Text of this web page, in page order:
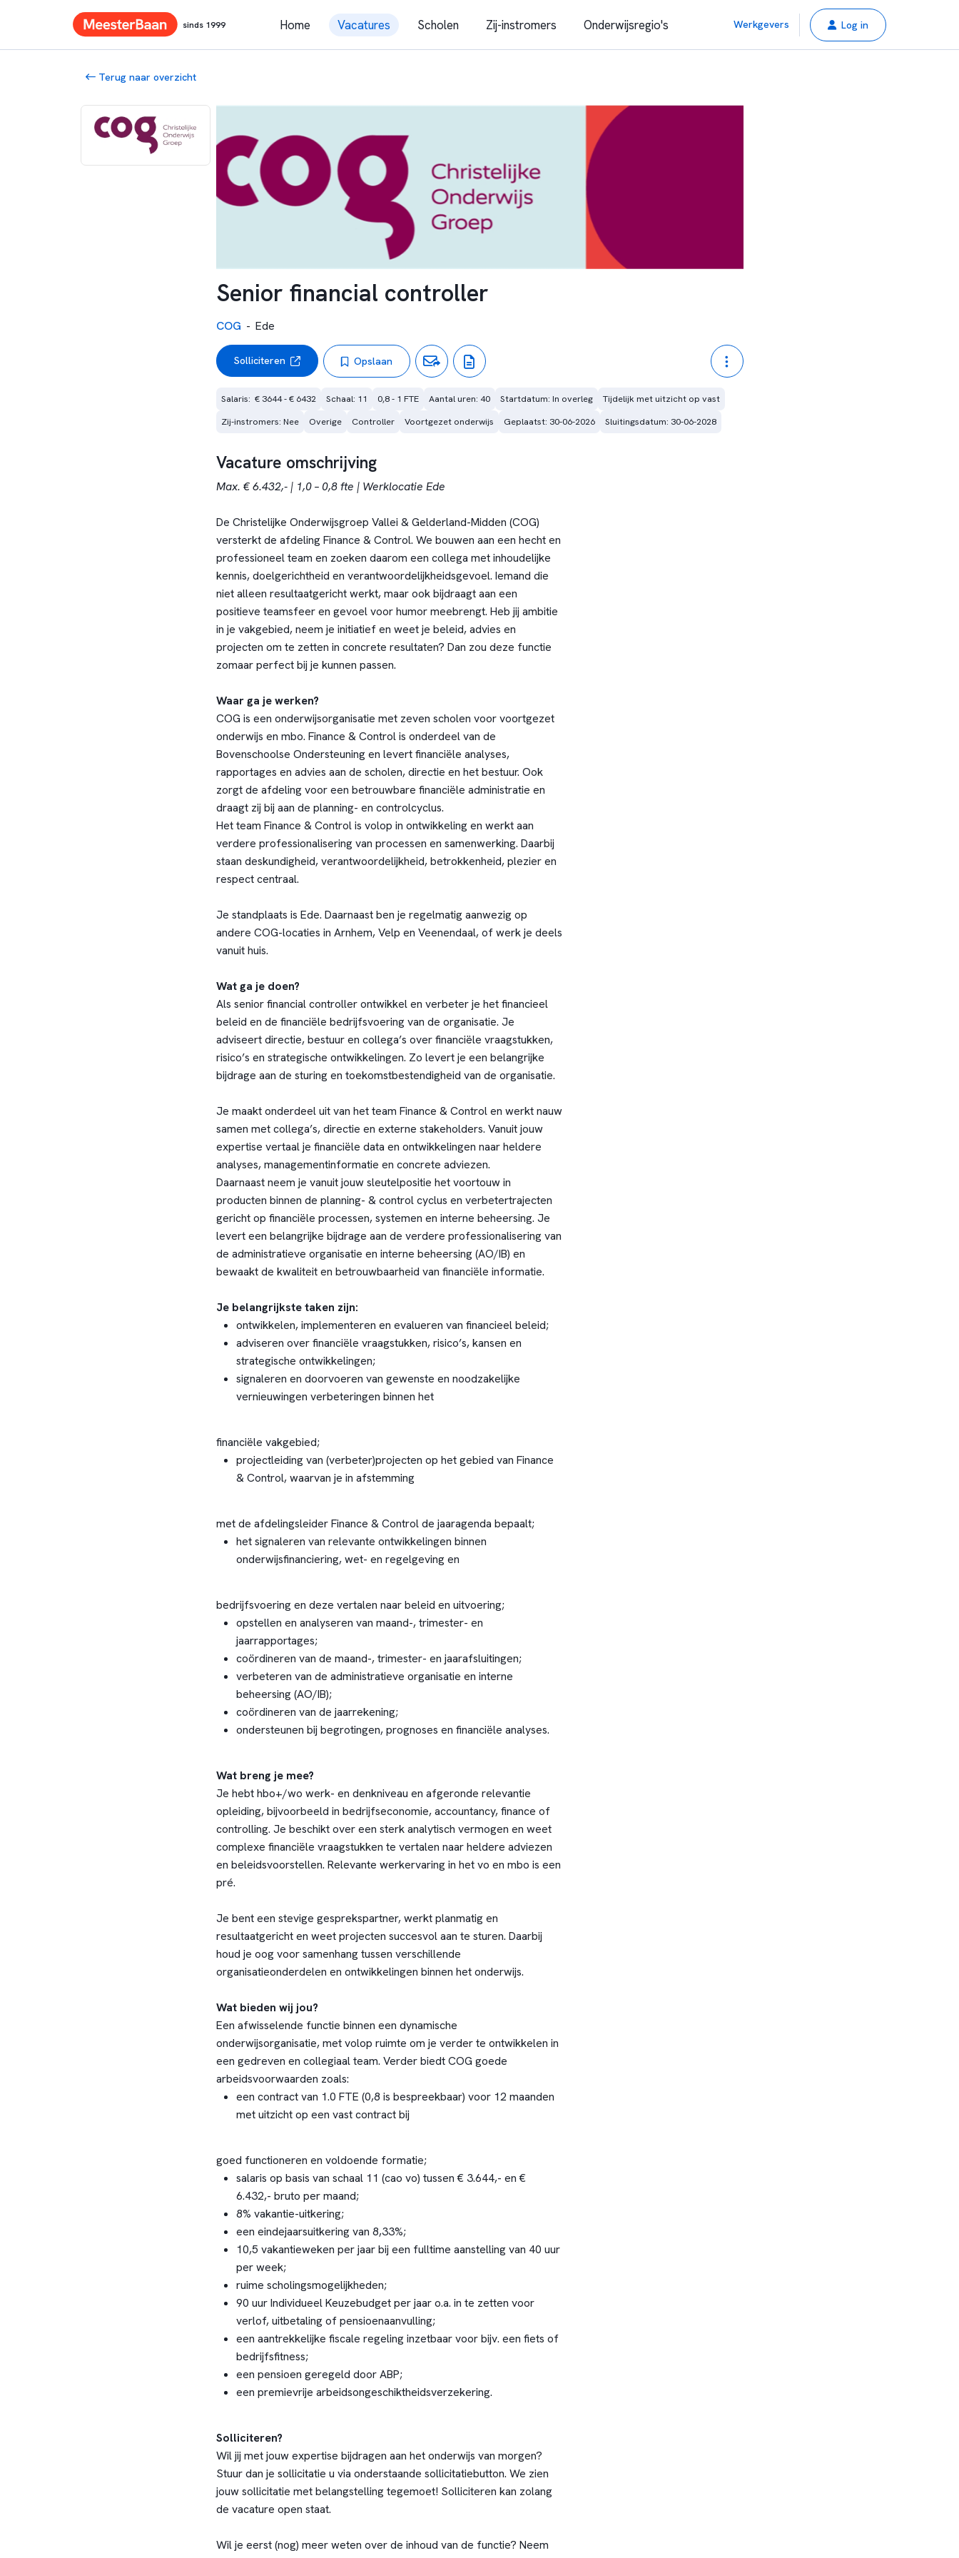
sinds 1999 Home Vacatures Scholen Zij-instromers Onderwijsregio's Werkgevers Log in
Terug naar overzicht
Senior financial controller
COG - Ede
Solliciteren Opslaan
Salaris:  € 3644 - € 6432 Schaal: 11 0,8 - 1 FTE Aantal uren: 40 Startdatum: In overleg
Tijdelijk met uitzicht op vast
Zij-instromers: Nee
Overige Controller Voortgezet onderwijs Geplaatst: 30-06-2026 Sluitingsdatum: 30-06-2028
Vacature omschrijving
Max. € 6.432,- | 1,0 – 0,8 fte | Werklocatie Ede
De Christelijke Onderwijsgroep Vallei & Gelderland-Midden (COG)
versterkt de afdeling Finance & Control. We bouwen aan een hecht en
professioneel team en zoeken daarom een collega met inhoudelijke
kennis, doelgerichtheid en verantwoordelijkheidsgevoel. Iemand die
niet alleen resultaatgericht werkt, maar ook bijdraagt aan een
positieve teamsfeer en gevoel voor humor meebrengt. Heb jij ambitie
in je vakgebied, neem je initiatief en weet je beleid, advies en
projecten om te zetten in concrete resultaten? Dan zou deze functie
zomaar perfect bij je kunnen passen.
Waar ga je werken?
COG is een onderwijsorganisatie met zeven scholen voor voortgezet
onderwijs en mbo. Finance & Control is onderdeel van de
Bovenschoolse Ondersteuning en levert financiële analyses,
rapportages en advies aan de scholen, directie en het bestuur. Ook
zorgt de afdeling voor een betrouwbare financiële administratie en
draagt zij bij aan de planning- en controlcyclus.
Het team Finance & Control is volop in ontwikkeling en werkt aan
verdere professionalisering van processen en samenwerking. Daarbij
staan deskundigheid, verantwoordelijkheid, betrokkenheid, plezier en
respect centraal.
Je standplaats is Ede. Daarnaast ben je regelmatig aanwezig op
andere COG-locaties in Arnhem, Velp en Veenendaal, of werk je deels
vanuit huis.
Wat ga je doen?
Als senior financial controller ontwikkel en verbeter je het financieel
beleid en de financiële bedrijfsvoering van de organisatie. Je
adviseert directie, bestuur en collega’s over financiële vraagstukken,
risico’s en strategische ontwikkelingen. Zo levert je een belangrijke
bijdrage aan de sturing en toekomstbestendigheid van de organisatie.
Je maakt onderdeel uit van het team Finance & Control en werkt nauw
samen met collega’s, directie en externe stakeholders. Vanuit jouw
expertise vertaal je financiële data en ontwikkelingen naar heldere
analyses, managementinformatie en concrete adviezen.
Daarnaast neem je vanuit jouw sleutelpositie het voortouw in
producten binnen de planning- & control cyclus en verbetertrajecten
gericht op financiële processen, systemen en interne beheersing. Je
levert een belangrijke bijdrage aan de verdere professionalisering van
de administratieve organisatie en interne beheersing (AO/IB) en
bewaakt de kwaliteit en betrouwbaarheid van financiële informatie.
Je belangrijkste taken zijn:
ontwikkelen, implementeren en evalueren van financieel beleid;
adviseren over financiële vraagstukken, risico’s, kansen en
strategische ontwikkelingen;
signaleren en doorvoeren van gewenste en noodzakelijke
vernieuwingen verbeteringen binnen het
financiële vakgebied;
projectleiding van (verbeter)projecten op het gebied van Finance
& Control, waarvan je in afstemming
met de afdelingsleider Finance & Control de jaaragenda bepaalt;
het signaleren van relevante ontwikkelingen binnen
onderwijsfinanciering, wet- en regelgeving en
bedrijfsvoering en deze vertalen naar beleid en uitvoering;
opstellen en analyseren van maand-, trimester- en
jaarrapportages;
coördineren van de maand-, trimester- en jaarafsluitingen;
verbeteren van de administratieve organisatie en interne
beheersing (AO/IB);
coördineren van de jaarrekening;
ondersteunen bij begrotingen, prognoses en financiële analyses.
Wat breng je mee?
Je hebt hbo+/wo werk- en denkniveau en afgeronde relevantie
opleiding, bijvoorbeeld in bedrijfseconomie, accountancy, finance of
controlling. Je beschikt over een sterk analytisch vermogen en weet
complexe financiële vraagstukken te vertalen naar heldere adviezen
en beleidsvoorstellen. Relevante werkervaring in het vo en mbo is een
pré.
Je bent een stevige gesprekspartner, werkt planmatig en
resultaatgericht en weet projecten succesvol aan te sturen. Daarbij
houd je oog voor samenhang tussen verschillende
organisatieonderdelen en ontwikkelingen binnen het onderwijs.
Wat bieden wij jou?
Een afwisselende functie binnen een dynamische
onderwijsorganisatie, met volop ruimte om je verder te ontwikkelen in
een gedreven en collegiaal team. Verder biedt COG goede
arbeidsvoorwaarden zoals:
een contract van 1.0 FTE (0,8 is bespreekbaar) voor 12 maanden
met uitzicht op een vast contract bij
goed functioneren en voldoende formatie;
salaris op basis van schaal 11 (cao vo) tussen € 3.644,- en €
6.432,- bruto per maand;
8% vakantie-uitkering;
een eindejaarsuitkering van 8,33%;
10,5 vakantieweken per jaar bij een fulltime aanstelling van 40 uur
per week;
ruime scholingsmogelijkheden;
90 uur Individueel Keuzebudget per jaar o.a. in te zetten voor
verlof, uitbetaling of pensioenaanvulling;
een aantrekkelijke fiscale regeling inzetbaar voor bijv. een fiets of
bedrijfsfitness;
een pensioen geregeld door ABP;
een premievrije arbeidsongeschiktheidsverzekering.
Solliciteren?
Wil jij met jouw expertise bijdragen aan het onderwijs van morgen?
Stuur dan je sollicitatie u via onderstaande sollicitatiebutton. We zien
jouw sollicitatie met belangstelling tegemoet! Solliciteren kan zolang
de vacature open staat.
Wil je eerst (nog) meer weten over de inhoud van de functie? Neem